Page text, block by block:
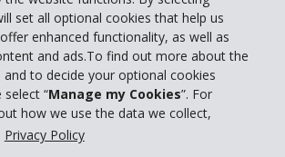
set all optional cookies that help us
enhanced functionality, as well as
and ads.To find out more about the
and to decide your optional cookies
select “Manage my Cookies”. For
how we use the data we collect,
Privacy Policy